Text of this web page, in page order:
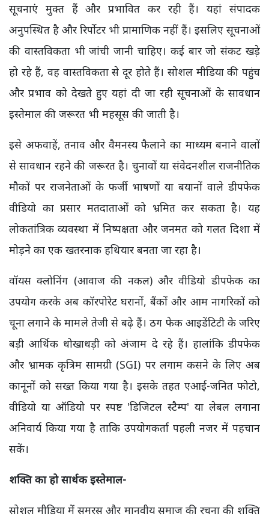
सूचनाएं मुक्त हैं और प्रभावित कर रही हैं। यहां संपादक
अनुपस्थित है और रिर्पोटर भी प्रामाणिक नहीं हैं। इसलिए सूचनाओं
की वास्तविकता भी जांची जानी चाहिए। कई बार जो संकट खड़े
हो रहे हैं, वह वास्तविकता से दूर होते हैं। सोशल मीडिया की पहुंच
और प्रभाव को देखते हुए यहां दी जा रही सूचनाओं के सावधान
इस्तेमाल की जरूरत भी महसूस की जाती है।
इसे अफवाहें, तनाव और वैमनस्य फैलाने का माध्यम बनाने वालों
से सावधान रहने की जरूरत है। चुनावों या संवेदनशील राजनीतिक
मौकों पर राजनेताओं के फर्जी भाषणों या बयानों वाले डीपफेक
वीडियो का प्रसार मतदाताओं को भ्रमित कर सकता है। यह
लोकतांत्रिक व्यवस्था में निष्पक्षता और जनमत को गलत दिशा में
मोड़ने का एक खतरनाक हथियार बनता जा रहा है।
वॉयस क्लोनिंग (आवाज की नकल) और वीडियो डीपफेक का
उपयोग करके अब कॉरपोरेट घरानों, बैंकों और आम नागरिकों को
चूना लगाने के मामले तेजी से बढ़े हैं। ठग फेक आइडेंटिटी के जरिए
बड़ी आर्थिक धोखाधड़ी को अंजाम दे रहे हैं। हालांकि डीपफेक
और भ्रामक कृत्रिम सामग्री (SGI) पर लगाम कसने के लिए अब
कानूनों को सख्त किया गया है। इसके तहत एआई-जनित फोटो,
वीडियो या ऑडियो पर स्पष्ट 'डिजिटल स्टैम्प' या लेबल लगाना
अनिवार्य किया गया है ताकि उपयोगकर्ता पहली नजर में पहचान
सकें।
शक्ति का हो सार्थक इस्तेमाल-
सोशल मीडिया में समरस और मानवीय समाज की रचना की शक्ति